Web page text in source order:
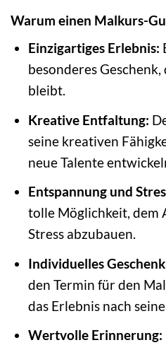
Warum einen Malkurs-
Einzigartiges Erlebnis:
besonderes
bleibt.
Kreative Entfaltung:
seine kreativen
neue Talente
Entspannung und
tolle Möglichkeit, dem
Stress abzubauen.
Individuelles
den Termin für den
das Erlebnis nach
Wertvolle Erinnerung: